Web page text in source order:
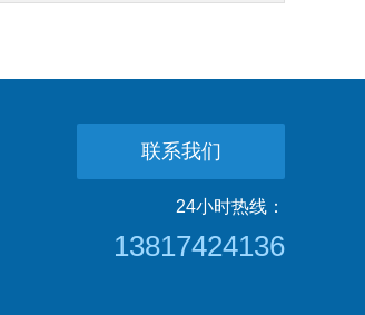
联系我们
24小时热线：
13817424136